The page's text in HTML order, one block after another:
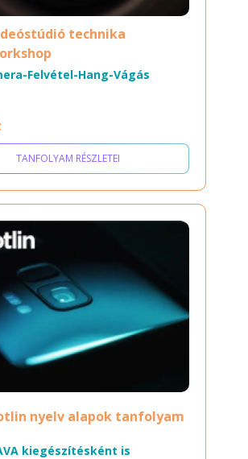
technika
Felvétel-Hang-Vágás
TANFOLYAM RÉSZLETEI
nyelv alapok tanfolyam
kiegészítésként is